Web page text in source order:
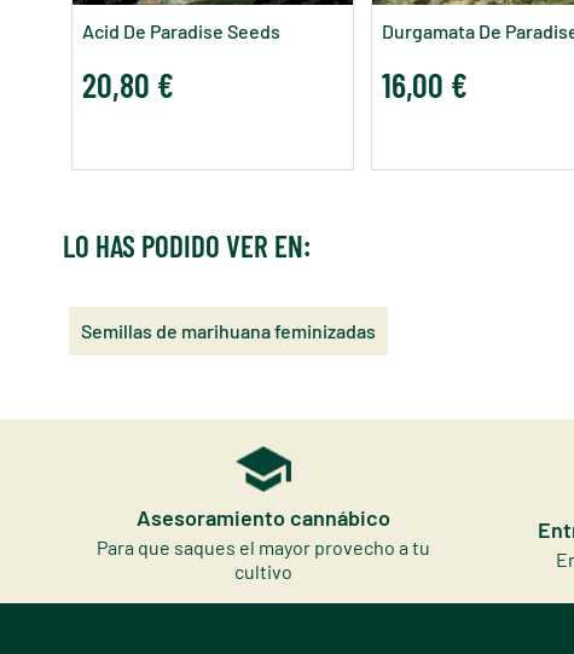
Acid De Paradise Seeds
20,80 €
Durgamata De
16,00 €
LO HAS PODIDO VER EN:
Semillas de marihuana feminizadas
Asesoramiento cannábico
Para que saques el mayor provecho a tu
cultivo